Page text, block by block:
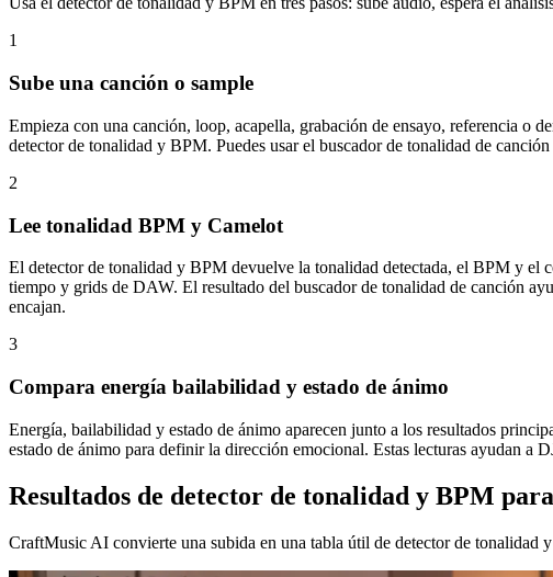
1
Sube una canción o sample
Empieza con una canción, loop, acapella, grabación de ensayo, referencia o
detector de tonalidad y BPM. Puedes usar el buscador de tonalidad de
2
Lee tonalidad BPM y Camelot
El detector de tonalidad y BPM devuelve la tonalidad detectada, el BPM y el
tiempo y grids de DAW. El resultado del buscador de tonalidad de canción
encajan.
3
Compara energía bailabilidad y estado de ánimo
Energía, bailabilidad y estado de ánimo aparecen junto a los resultados
estado de ánimo para definir la dirección emocional. Estas lecturas ayudan a
Resultados de detector de tonalidad y BPM
CraftMusic AI convierte una subida en una tabla útil de detector de